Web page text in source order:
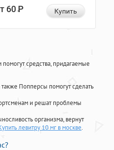
60Р Купить
средства, придагаемые
также Попперсы помогут сделать
и решат проблемы
организма, вернут
левитру 10 мг в москве.